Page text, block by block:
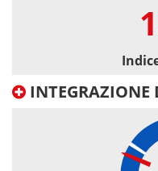
INTEGRAZIONE